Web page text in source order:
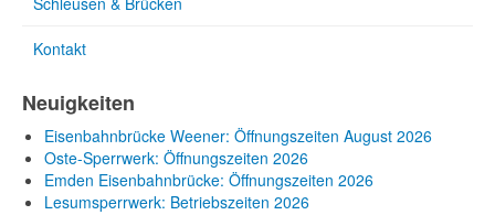
Kontakt
Neuigkeiten
Eisenbahnbrücke Weener: Öffnungszeiten August 2026
Oste-Sperrwerk: Öffnungszeiten 2026
Emden Eisenbahnbrücke: Öffnungszeiten 2026
Lesumsperrwerk: Betriebszeiten 2026